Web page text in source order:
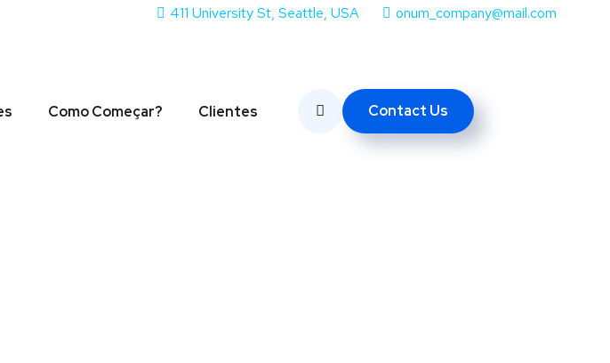
411 University St, Seattle, USA onum_company@mail.com
Como Começar? Clientes Contact Us